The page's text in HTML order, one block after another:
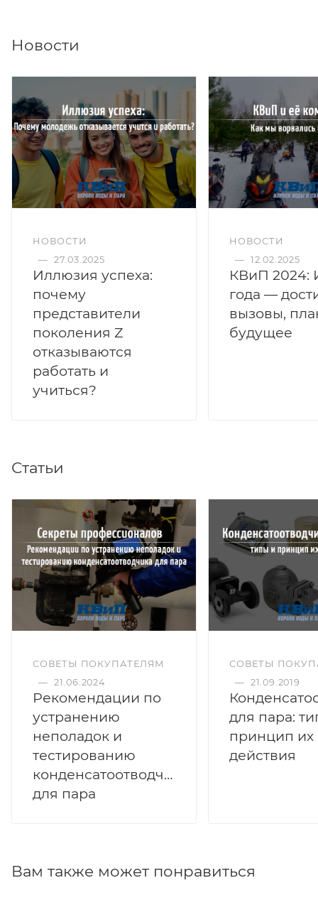
Новости
НОВОСТИ
— 27.03.2025
Иллюзия успеха:
почему
представители
поколения Z
отказываются
работать и
учиться?
НОВОСТИ
— 12.02.2025
КВиП 2024:
года —
вызовы,
будущее
Статьи
СОВЕТЫ ПОКУПАТЕЛЯМ
— 21.06.2024
Рекомендации по
устранению
неполадок и
тестированию
конденсатоотводчика
для пара
СОВЕТЫ
— 21.09.2019
для пара:
принцип их
действия
Вам также может понравиться